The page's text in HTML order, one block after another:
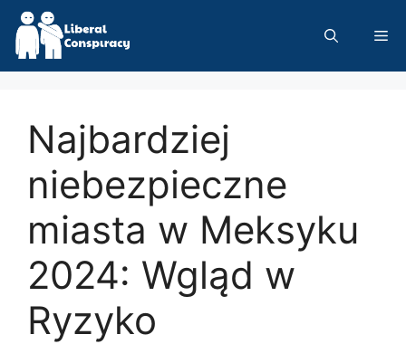
Skip
content
Najbardziej
niebezpieczne
miasta w Meksyku
2024: Wgląd w
Ryzyko